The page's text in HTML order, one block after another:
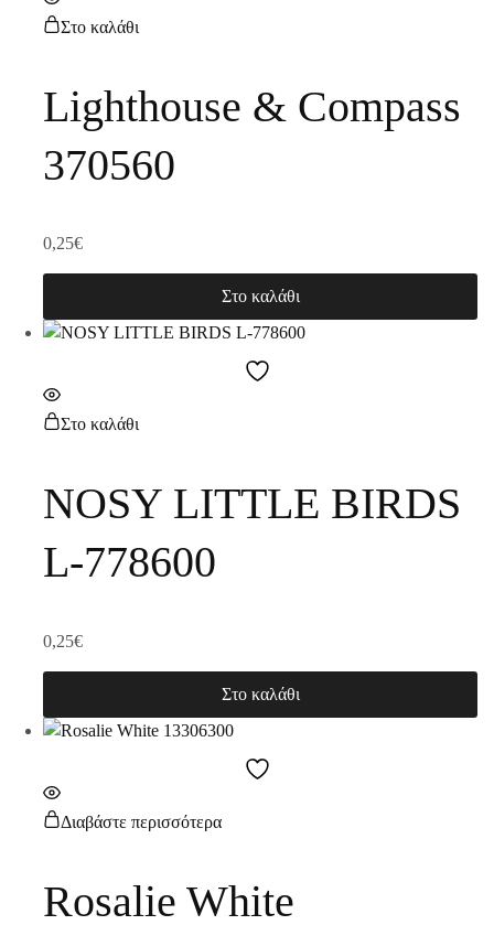
Στο καλάθι
Lighthouse & Compass
370560
0,25€
Στο καλάθι
Στο καλάθι
NOSY LITTLE BIRDS
L-778600
0,25€
Στο καλάθι
Διαβάστε περισσότερα
Rosalie White